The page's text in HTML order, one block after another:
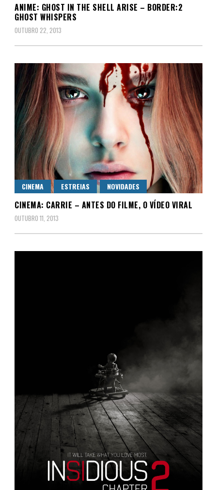
ANIME: GHOST IN THE SHELL ARISE – BORDER:2
GHOST WHISPERS
OUTUBRO 22, 2013
CINEMA ESTREIAS NOVIDADES
CINEMA: CARRIE – ANTES DO FILME, O VÍDEO VIRAL
OUTUBRO 11, 2013